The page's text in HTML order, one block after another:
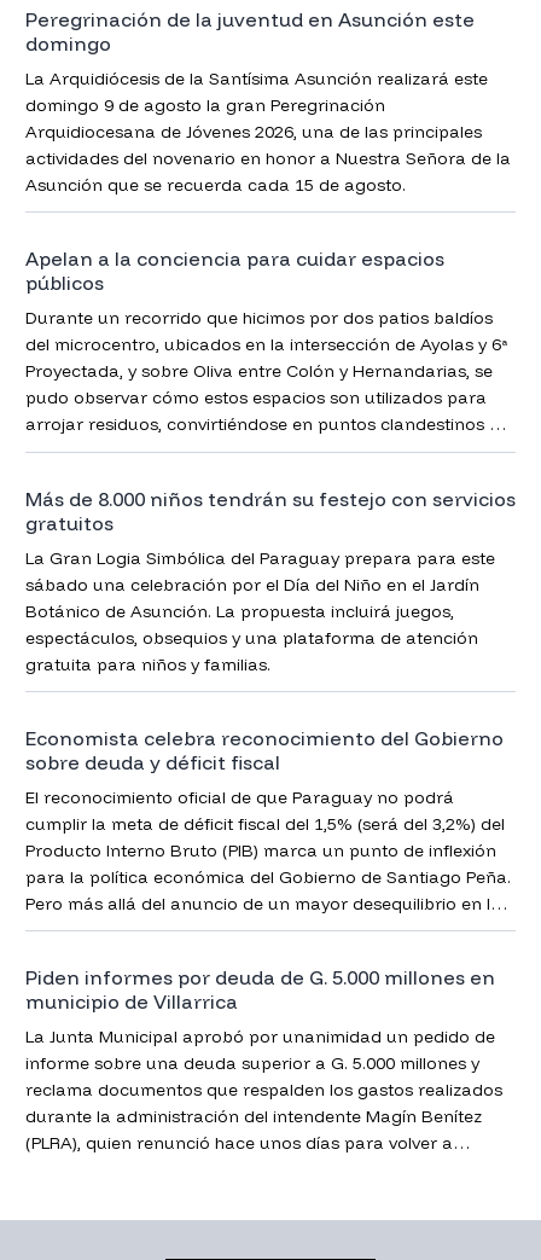
Peregrinación de la juventud en Asunción este
domingo
La Arquidiócesis de la Santísima Asunción realizará este
domingo 9 de agosto la gran Peregrinación
Arquidiocesana de Jóvenes 2026, una de las principales
actividades del novenario en honor a Nuestra Señora de la
Asunción que se recuerda cada 15 de agosto.
Apelan a la conciencia para cuidar espacios
públicos
Durante un recorrido que hicimos por dos patios baldíos
del microcentro, ubicados en la intersección de Ayolas y 6ª
Proyectada, y sobre Oliva entre Colón y Hernandarias, se
pudo observar cómo estos espacios son utilizados para
arrojar residuos, convirtiéndose en puntos clandestinos de
acumulación de basura dentro de la ciudad.
Más de 8.000 niños tendrán su festejo con servicios
gratuitos
La Gran Logia Simbólica del Paraguay prepara para este
sábado una celebración por el Día del Niño en el Jardín
Botánico de Asunción. La propuesta incluirá juegos,
espectáculos, obsequios y una plataforma de atención
gratuita para niños y familias.
Economista celebra reconocimiento del Gobierno
sobre deuda y déficit fiscal
El reconocimiento oficial de que Paraguay no podrá
cumplir la meta de déficit fiscal del 1,5% (será del 3,2%) del
Producto Interno Bruto (PIB) marca un punto de inflexión
para la política económica del Gobierno de Santiago Peña.
Pero más allá del anuncio de un mayor desequilibrio en las
cuentas públicas, el mensaje que deja el Gobierno podría
los organismos financieros será tan importante como
corregir el déficit.
Piden informes por deuda de G. 5.000 millones en
municipio de Villarrica
La Junta Municipal aprobó por unanimidad un pedido de
informe sobre una deuda superior a G. 5.000 millones y
reclama documentos que respalden los gastos realizados
durante la administración del intendente Magín Benítez
(PLRA), quien renunció hace unos días para volver a